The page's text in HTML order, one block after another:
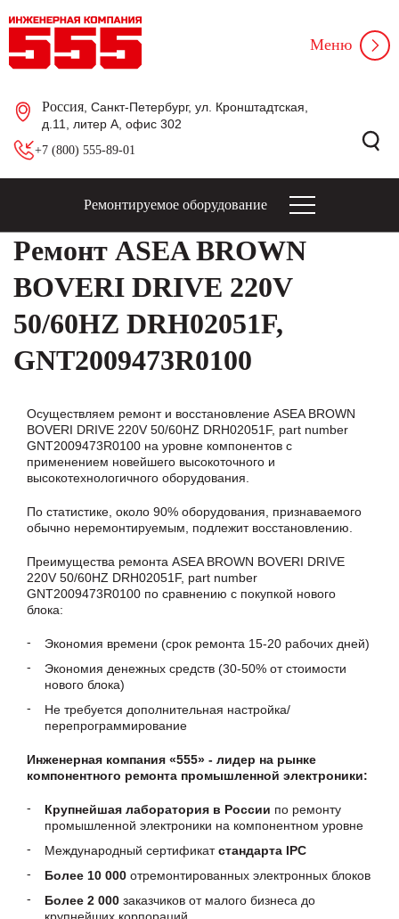
Россия , Санкт-Петербург, ул. Кронштадтская,
д.11, литер А, офис 302
+7 (800) 555-89-01
Меню
Ремонтируемое оборудование
Ремонт ASEA BROWN
BOVERI DRIVE 220V
50/60HZ DRH02051F,
GNT2009473R0100
Осуществляем ремонт и восстановление ASEA BROWN
BOVERI DRIVE 220V 50/60HZ DRH02051F, part number
GNT2009473R0100 на уровне компонентов с
применением новейшего высокоточного и
высокотехнологичного оборудования.
По статистике, около 90% оборудования, признаваемого
обычно неремонтируемым, подлежит восстановлению.
Преимущества ремонта ASEA BROWN BOVERI DRIVE
220V 50/60HZ DRH02051F, part number
GNT2009473R0100 по сравнению с покупкой нового
блока:
Экономия времени (срок ремонта 15-20 рабочих дней)
Экономия денежных средств (30-50% от стоимости
нового блока)
Не требуется дополнительная настройка/
перепрограммирование
Инженерная компания «555» - лидер на рынке
компонентного ремонта промышленной электроники:
Крупнейшая лаборатория в России по ремонту
промышленной электроники на компонентном уровне
Международный сертификатстандарта IPC
Более 10 000 отремонтированных электронных блоков
Более 2 000 заказчиков от малого бизнеса до